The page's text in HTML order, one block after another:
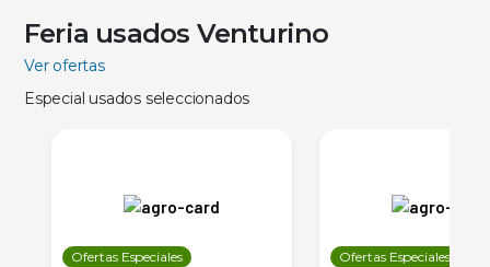
Feria usados Venturino
Ver ofertas
Especial usados seleccionados
Ofertas Especiales Ofertas Especiales